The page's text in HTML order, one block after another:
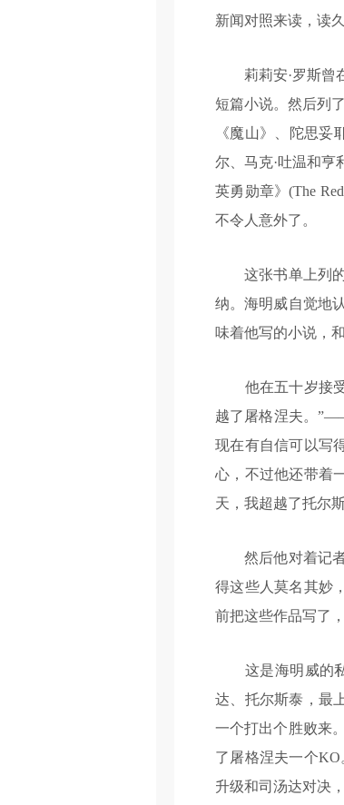
新闻对照来读，读
莉莉安·罗斯曾在
短篇小说。然后列
《魔山》、陀思
尔、马克·吐温和亨
英勇勋章》(The
不令人意外了。
这张书单上列的
纳。海明威自觉地
味着他写的小说，
他在五十岁接受
越了屠格涅夫。
现在有自信可以写
心，不过他还带着
天，我超越了托尔
然后他对着记者
得这些人莫名其妙
前把这些作品写了
这是海明威的私
达、托尔斯泰，最
一个打出个胜败来
了屠格涅夫一个
升级和司汤达对决